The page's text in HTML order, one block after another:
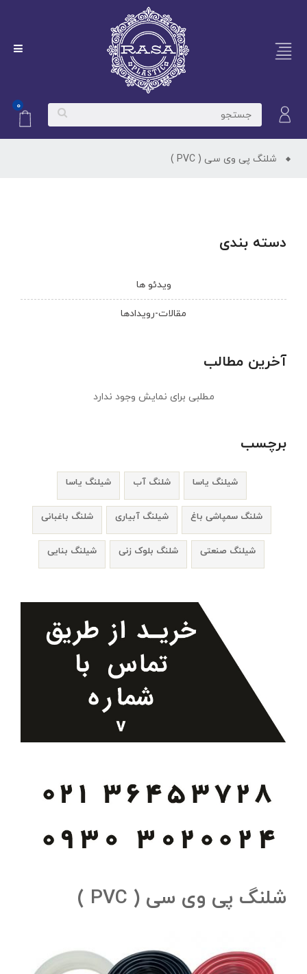
۰
شلنگ پی وی سی ( PVC )
دسته بندی
ویدئو ها
مقالات-رویدادها
آخرین مطالب
مطلبی برای نمایش وجود ندارد
برچسب
شیلنگ یاسا شلنگ آب شیلنگ یاسا
شلنگ باغبانی شیلنگ آبیاری شلنگ سمپاشی باغ
شیلنگ بنایی شلنگ بلوک زنی شیلنگ صنعتی
شلنگ پی وی سی ( PVC )